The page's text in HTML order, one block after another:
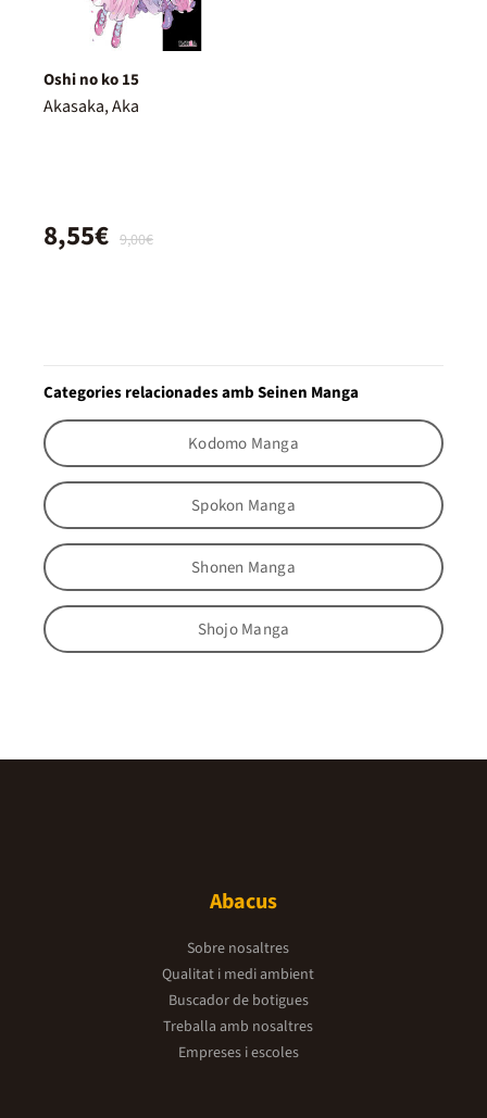
Oshi no ko 15
Akasaka, Aka
9,00€
8,55€
Categories relacionades amb Seinen Manga
Kodomo Manga
Spokon Manga
Shonen Manga
Shojo Manga
Abacus
Sobre nosaltres
Qualitat i medi ambient
Buscador de botigues
Treballa amb nosaltres
Empreses i escoles